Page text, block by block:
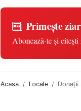
Primește
Abonează-te și
Acasa Locale Donații